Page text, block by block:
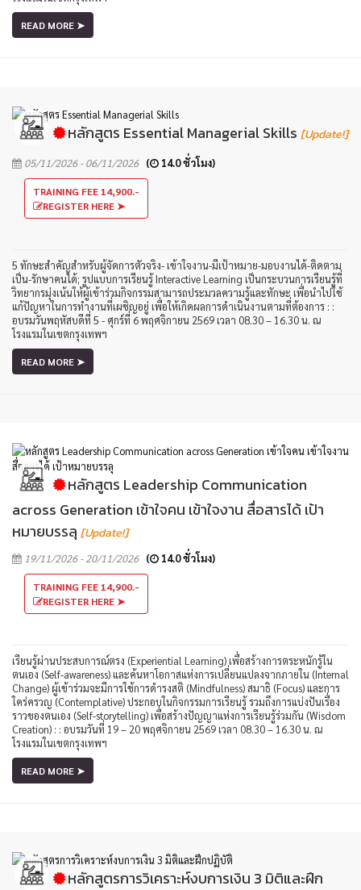
READ MORE ➤
หลักสูตร Essential Managerial Skills [Update!]
05/11/2026 - 06/11/2026 ( 14.0 ชั่วโมง)
TRAINING FEE 14,900.-
REGISTER HERE ➤
5 ทักษะสำคัญสำหรับผู้จัดการตัวจริง- เข้าใจงาน-มีเป้าหมาย-มอบงานได้-ติดตาม
เป็น-รักษาคนได้; รูปแบบการเรียนรู้ Interactive Learning เป็นกระบวนการเรียนรู้ที่
วิทยากรมุ่งเน้นให้ผู้เข้าร่วมกิจกรรมสามารถประมวลความรู้และทักษะ เพื่อนำไปใช้
แก้ปัญหาในการทำงานที่เผชิญอยู่ เพื่อให้เกิดผลการดำเนินงานตามที่ต้องการ : :
อบรมวันพฤหัสบดีที่ 5 - ศุกร์ที่ 6 พฤศจิกายน 2569 เวลา 08.30 – 16.30 น. ณ
โรงแรมในเขตกรุงเทพฯ
READ MORE ➤
หลักสูตร Leadership Communication
across Generation เข้าใจคน เข้าใจงาน สื่อสารได้ เป้า
หมายบรรลุ [Update!]
19/11/2026 - 20/11/2026 ( 14.0 ชั่วโมง)
TRAINING FEE 14,900.-
REGISTER HERE ➤
เรียนรู้ผ่านประสบการณ์ตรง (Experiential Learning) เพื่อสร้างการตระหนักรู้ใน
ตนเอง (Self-awareness) และค้นหาโอกาสแห่งการเปลี่ยนแปลงจากภายใน (Internal
Change) ผู้เข้าร่วมจะมีการใช้การดำรงสติ (Mindfulness) สมาธิ (Focus) และการ
ใคร่ครวญ (Contemplative) ประกอบในกิจกรรมการเรียนรู้ รวมถึงการแบ่งปันเรื่อง
ราวของตนเอง (Self-storytelling) เพื่อสร้างปัญญาแห่งการเรียนรู้ร่วมกัน (Wisdom
Creation) : : อบรมวันที่ 19 – 20 พฤศจิกายน 2569 เวลา 08.30 – 16.30 น. ณ
โรงแรมในเขตกรุงเทพฯ
READ MORE ➤
หลักสูตรการวิเคราะห์งบการเงิน 3 มิติและฝึก